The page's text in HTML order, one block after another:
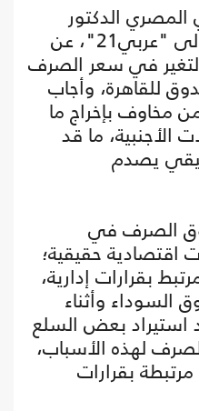
المصري الدكتور
عبدالنبي عبد المطلب، إلى "عربي21"، عن
في سعر الصرف
للقاهرة، وأجاب
مخاوف بإخراج ما
الأجنبية، ما قد
يصدم
الصرف في
اقتصادية حقيقية؛
بقرارات إدارية،
وأثناء
استيراد بعض السلع
لهذه الأسباب،
بقرارات